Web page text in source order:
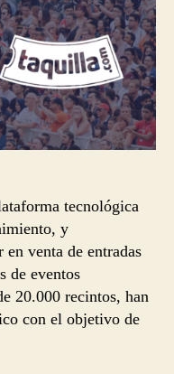
tecnológica
y
venta de entradas
de eventos
20.000 recintos, han
con el objetivo de